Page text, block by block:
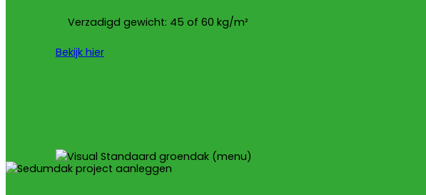
Verzadigd gewicht: 45 of 60 kg/m²
Bekijk hier